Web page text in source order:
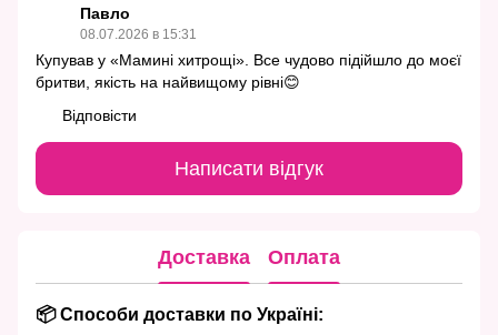
Павло
08.07.2026 в 15:31
Купував у «Мамині хитрощі». Все чудово підійшло до моєї
бритви, якість на найвищому рівні😊
Відповісти
Написати відгук
Доставка Оплата
📦 Способи доставки по Україні: